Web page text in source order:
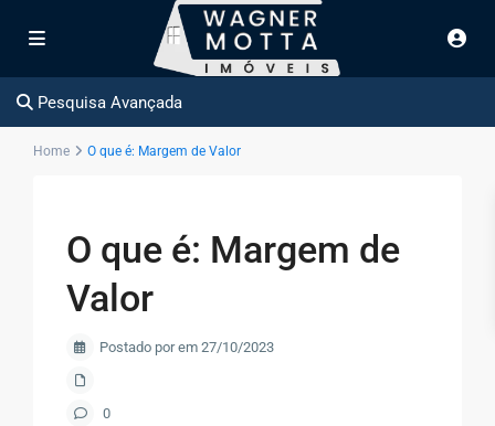
Pesquisa Avançada
Home O que é: Margem de Valor
O que é: Margem de
Valor
Postado por em 27/10/2023
0